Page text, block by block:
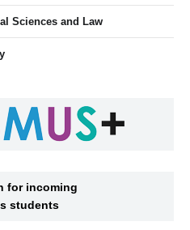
Sciences and Law
for incoming
students